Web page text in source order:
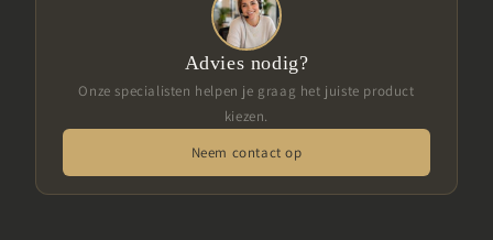
Advies nodig?
Onze specialisten helpen je graag het juiste product
kiezen.
Neem contact op